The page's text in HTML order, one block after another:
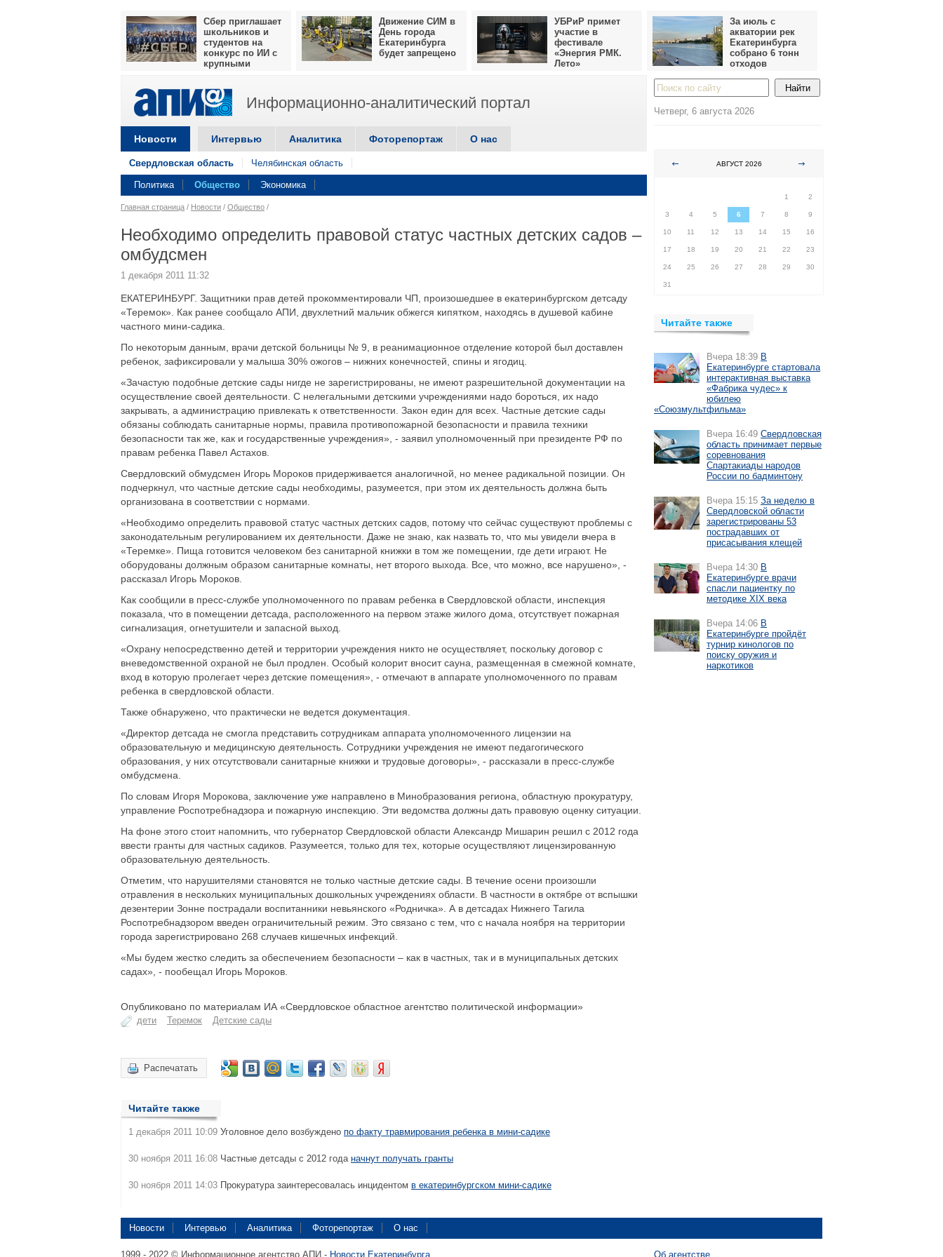
Сбер приглашает
школьников и
студентов на
конкурс по ИИ с
крупными
Движение СИМ в
День города
Екатеринбурга
будет запрещено
УБРиР примет
участие в
фестивале
«Энергия РМК.
Лето»
За июль с
акватории рек
Екатеринбурга
собрано 6 тонн
отходов
Информационно-аналитический портал
Новости Интервью Аналитика Фоторепортаж О нас
Свердловская область Челябинская область
Политика Общество Экономика
Главная страница / Новости / Общество /
Необходимо определить правовой статус частных детских садов –
омбудсмен
1 декабря 2011 11:32
ЕКАТЕРИНБУРГ. Защитники прав детей прокомментировали ЧП, произошедшее в екатеринбургском детсаду
«Теремок». Как ранее сообщало АПИ, двухлетний мальчик обжегся кипятком, находясь в душевой кабине
частного мини-садика.
По некоторым данным, врачи детской больницы № 9, в реанимационное отделение которой был доставлен
ребенок, зафиксировали у малыша 30% ожогов – нижних конечностей, спины и ягодиц.
«Зачастую подобные детские сады нигде не зарегистрированы, не имеют разрешительной документации на
осуществление своей деятельности. С нелегальными детскими учреждениями надо бороться, их надо
закрывать, а администрацию привлекать к ответственности. Закон един для всех. Частные детские сады
обязаны соблюдать санитарные нормы, правила противопожарной безопасности и правила техники
безопасности так же, как и государственные учреждения», - заявил уполномоченный при президенте РФ по
правам ребенка Павел Астахов.
Свердловский обмудсмен Игорь Мороков придерживается аналогичной, но менее радикальной позиции. Он
подчеркнул, что частные детские сады необходимы, разумеется, при этом их деятельность должна быть
организована в соответствии с нормами.
«Необходимо определить правовой статус частных детских садов, потому что сейчас существуют проблемы с
законодательным регулированием их деятельности. Даже не знаю, как назвать то, что мы увидели вчера в
«Теремке». Пища готовится человеком без санитарной книжки в том же помещении, где дети играют. Не
оборудованы должным образом санитарные комнаты, нет второго выхода. Все, что можно, все нарушено», -
рассказал Игорь Мороков.
Как сообщили в пресс-службе уполномоченного по правам ребенка в Свердловской области, инспекция
показала, что в помещении детсада, расположенного на первом этаже жилого дома, отсутствует пожарная
сигнализация, огнетушители и запасной выход.
«Охрану непосредственно детей и территории учреждения никто не осуществляет, поскольку договор с
вневедомственной охраной не был продлен. Особый колорит вносит сауна, размещенная в смежной комнате,
вход в которую пролегает через детские помещения», - отмечают в аппарате уполномоченного по правам
ребенка в свердловской области.
Также обнаружено, что практически не ведется документация.
«Директор детсада не смогла представить сотрудникам аппарата уполномоченного лицензии на
образовательную и медицинскую деятельность. Сотрудники учреждения не имеют педагогического
образования, у них отсутствовали санитарные книжки и трудовые договоры», - рассказали в пресс-службе
омбудсмена.
По словам Игоря Морокова, заключение уже направлено в Минобразования региона, областную прокуратуру,
управление Роспотребнадзора и пожарную инспекцию. Эти ведомства должны дать правовую оценку ситуации.
На фоне этого стоит напомнить, что губернатор Свердловской области Александр Мишарин решил с 2012 года
ввести гранты для частных садиков. Разумеется, только для тех, которые осуществляют лицензированную
образовательную деятельность.
Отметим, что нарушителями становятся не только частные детские сады. В течение осени произошли
отравления в нескольких муниципальных дошкольных учреждениях области. В частности в октябре от вспышки
дезентерии Зонне пострадали воспитанники невьянского «Родничка». А в детсадах Нижнего Тагила
Роспотребнадзором введен ограничительный режим. Это связано с тем, что с начала ноября на территории
города зарегистрировано 268 случаев кишечных инфекций.
«Мы будем жестко следить за обеспечением безопасности – как в частных, так и в муниципальных детских
садах», - пообещал Игорь Мороков.
Опубликовано по материалам ИА «Свердловское областное агентство политической информации»
дети Теремок Детские сады
Распечатать
Читайте также
1 декабря 2011 10:09 Уголовное дело возбуждено по факту травмирования ребенка в мини-садике
30 ноября 2011 16:08 Частные детсады с 2012 года начнут получать гранты
30 ноября 2011 14:03 Прокуратура заинтересовалась инцидентом в екатеринбургском мини-садике
Четверг, 6 августа 2026
АВГУСТ 2026
1
2
3 4 5 6 7 8 9
10 11 12 13 14 15 16
17 18 19 20 21 22 23
24 25 26 27 28 29 30
31
Читайте также
Вчера 18:39 В
Екатеринбурге стартовала
интерактивная выставка
«Фабрика чудес» к
юбилею
«Союзмультфильма»
Вчера 16:49 Свердловская
область принимает первые
соревнования
Спартакиады народов
России по бадминтону
Вчера 15:15 За неделю в
Свердловской области
зарегистрированы 53
пострадавших от
присасывания клещей
Вчера 14:30 В
Екатеринбурге врачи
спасли пациентку по
методике XIX века
Вчера 14:06 В
Екатеринбурге пройдёт
турнир кинологов по
поиску оружия и
наркотиков
Новости Интервью Аналитика Фоторепортаж О нас
1999 - 2022 © Информационное агентство АПИ - Новости Екатеринбурга Об агентстве